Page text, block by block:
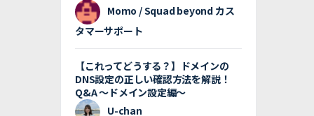
Momo / Squad beyond カス
タマーサポート
【これってどうする？】ドメインの
DNS設定の正しい確認方法を解説！
Q&A 〜ドメイン設定編〜
U-chan